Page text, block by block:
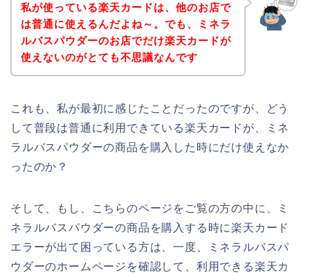
私が使っている楽天カードは、他のお店で
は普通に使えるんだよね～。でも、ミネラ
ルバスパウダーのお店でだけ楽天カードが
使えないのがとても不思議なんです
これも、私が最初に感じたことだったのですが、どう
して普段は普通に利用できている楽天カードが、ミネ
ラルバスパウダーの商品を購入した時にだけ使えなか
ったのか？
そして、もし、こちらのページをご覧の方の中に、ミ
ネラルバスパウダーの商品を購入する時に楽天カード
エラーが出て困っている方は、一度、ミネラルバスパ
ウダーのホームページを確認して、利用できる楽天カ